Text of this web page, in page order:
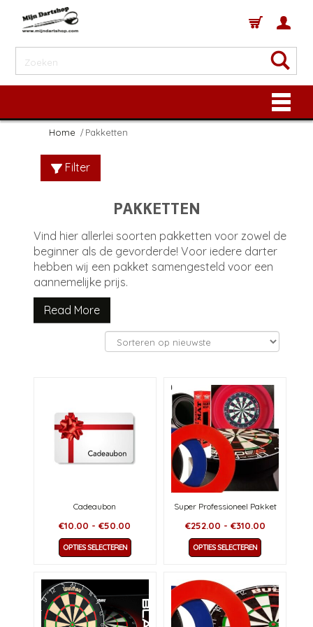
Home Pakketten
Filter
PAKKETTEN
Vind hier allerlei soorten pakketten voor zowel de
beginner als de gevorderde! Voor iedere darter
hebben wij een pakket samengesteld voor een
aannemelijke prijs.
Read More
Cadeaubon
€10.00 - €50.00
€10.00
OPTIES SELECTEREN Dit
product
heeft
meerdere
variaties.
Deze
Super Professioneel Pakket
€252.00 - €310.00
OPTIES SELECTEREN Dit
meerdere
variaties.
Deze